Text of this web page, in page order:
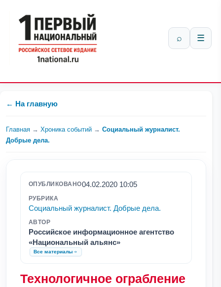
⌕ ☰
← На главную
Главная → Хроника событий → Социальный журналист.
Добрые дела.
ОПУБЛИКОВАНО04.02.2020 10:05
РУБРИКА
Социальный журналист. Добрые дела.
АВТОР
Российское информационное агентство
«Национальный альянс»
Все материалы
Технологичное ограбление